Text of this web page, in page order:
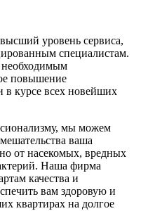
уровень сервиса,
специалистам.
повышение
в курсе всех новейших
мы можем
ваша
от насекомых, вредных
Наша фирма
качества и
вам здоровую и
квартирах на долгое